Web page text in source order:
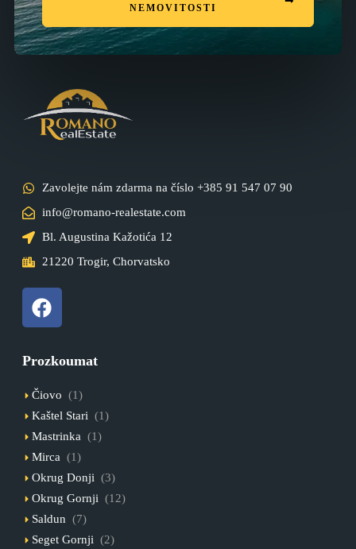
NEMOVITOSTI
Zavolejte nám zdarma na číslo +385 91 547 07 90
info@romano-realestate.com
Bl. Augustina Kažotića 12
21220 Trogir, Chorvatsko
Prozkoumat
Čiovo (1)
Kaštel Stari (1)
Mastrinka (1)
Mirca (1)
Okrug Donji (3)
Okrug Gornji (12)
Saldun (7)
Seget Gornji (2)